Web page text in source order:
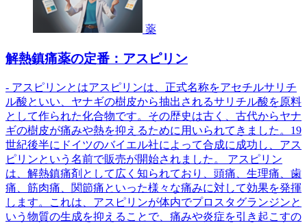
薬
解熱鎮痛薬の定番：アスピリン
- アスピリンとはアスピリンは、正式名称をアセチルサリチ
ル酸といい、ヤナギの樹皮から抽出されるサリチル酸を原料
として作られた化合物です。その歴史は古く、古代からヤナ
ギの樹皮が痛みや熱を抑えるために用いられてきました。19
世紀後半にドイツのバイエル社によって合成に成功し、アス
ピリンという名前で販売が開始されました。 アスピリン
は、解熱鎮痛剤として広く知られており、頭痛、生理痛、歯
痛、筋肉痛、関節痛といった様々な痛みに対して効果を発揮
します。これは、アスピリンが体内でプロスタグランジンと
いう物質の生成を抑えることで、痛みや炎症を引き起こすの